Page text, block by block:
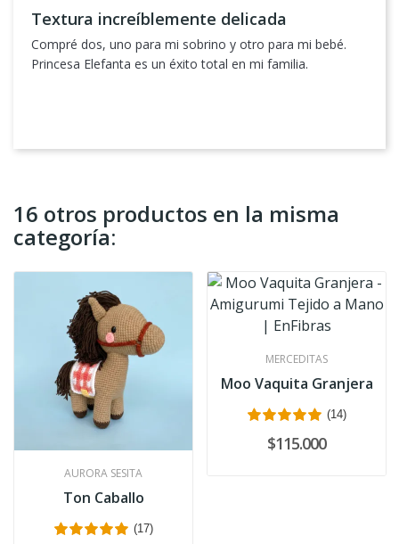
Textura increíblemente delicada
Compré dos, uno para mi sobrino y otro para mi bebé.
Princesa Elefanta es un éxito total en mi familia.
16 otros productos en la misma
categoría:
AURORA SESITA
Ton Caballo
(17)
MERCEDITAS
Moo Vaquita Granjera
(14)
$115.000